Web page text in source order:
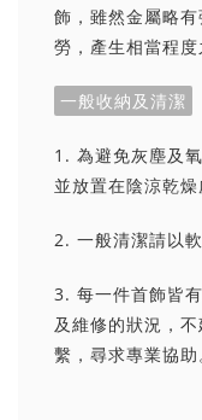
飾，雖然金屬略
勞，產生相當程度
一般收納及清潔
1. 為避免灰塵及
並放置在陰涼乾燥
2. 一般清潔請以
3. 每一件首飾皆
及維修的狀況，
繫，尋求專業協助